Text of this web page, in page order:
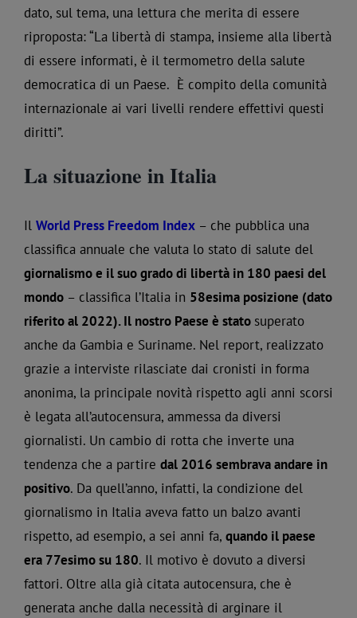
dato, sul tema, una lettura che merita di essere
riproposta: “La libertà di stampa, insieme alla libertà
di essere informati, è il termometro della salute
democratica di un Paese. È compito della comunità
internazionale ai vari livelli rendere effettivi questi
diritti”.
La situazione in Italia
Il World Press Freedom Index – che pubblica una
classifica annuale che valuta lo stato di salute del
giornalismo e il suo grado di libertà in 180 paesi del
mondo – classifica l’Italia in 58esima posizione (dato
riferito al 2022). Il nostro Paese è stato superato
anche da Gambia e Suriname. Nel report, realizzato
grazie a interviste rilasciate dai cronisti in forma
anonima, la principale novità rispetto agli anni scorsi
è legata all’autocensura, ammessa da diversi
giornalisti. Un cambio di rotta che inverte una
tendenza che a partire dal 2016 sembrava andare in
positivo. Da quell’anno, infatti, la condizione del
giornalismo in Italia aveva fatto un balzo avanti
rispetto, ad esempio, a sei anni fa, quando il paese
era 77esimo su 180. Il motivo è dovuto a diversi
fattori. Oltre alla già citata autocensura, che è
generata anche dalla necessità di arginare il